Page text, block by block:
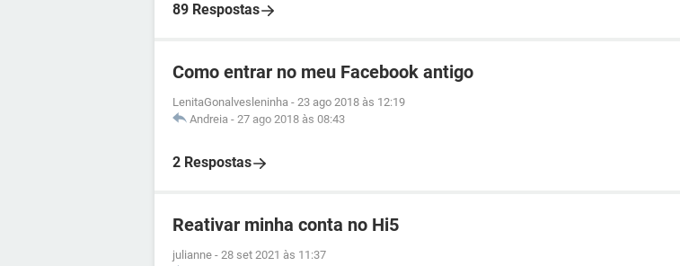
89 Respostas
Como entrar no meu Facebook antigo
LenitaGonalvesleninha - 23 ago 2018 às 12:19
Andreia - 27 ago 2018 às 08:43
2 Respostas
Reativar minha conta no Hi5
julianne - 28 set 2021 às 11:37